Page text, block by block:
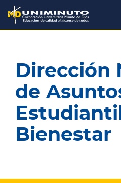
Pasar
contenido
principal
Dirección
de
Bienestar